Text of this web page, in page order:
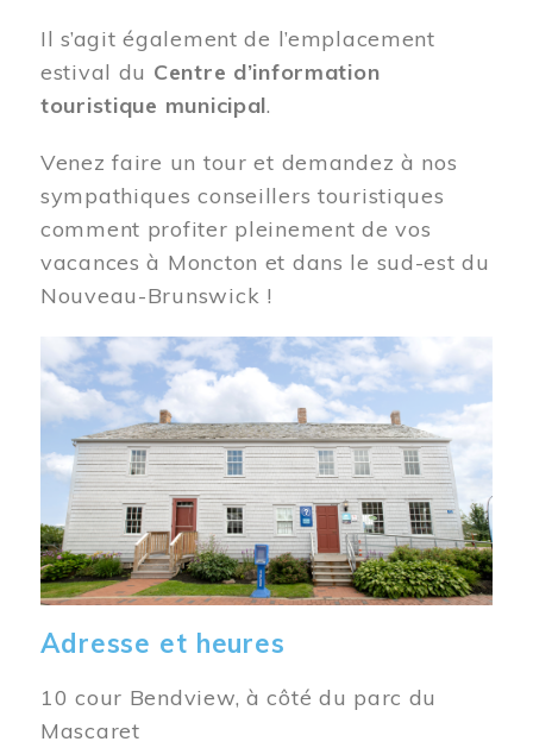
Il s’agit également de l’emplacement
estival du Centre d’information
touristique municipal.
Venez faire un tour et demandez à nos
sympathiques conseillers touristiques
comment profiter pleinement de vos
vacances à Moncton et dans le sud-est du
Nouveau-Brunswick !
Image
Adresse et heures
10 cour Bendview, à côté du parc du
Mascaret